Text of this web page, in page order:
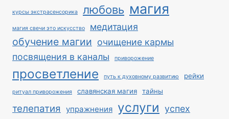
курсы экстрасенсорика любовь магия
магия свечи это искусство медитация
обучение магии очищение кармы
посвящения в каналы
приворожение
просветление путь к духовному развитию рейки
ритуал приворожения славянская магия тайны
телепатия упражнения услуги успех